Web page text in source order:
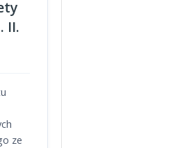
II.
ze